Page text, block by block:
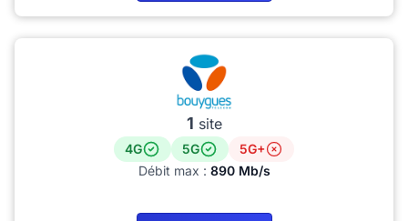
1 site
4G 5G
5G+
Débit max : 890 Mb/s